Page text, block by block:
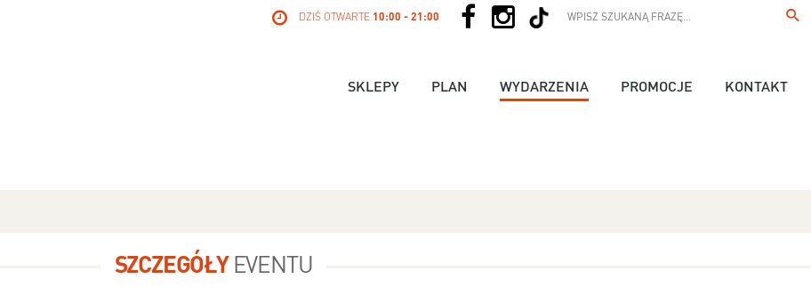
DZIŚ OTWARTE 10:00 - 21:00
SKLEPY PLAN WYDARZENIA PROMOCJE KONTAKT
SZCZEGÓŁYEVENTU